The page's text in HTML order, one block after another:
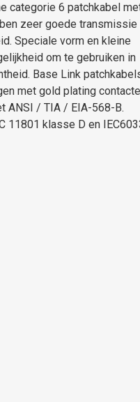
categorie 6 patchkabel
zeer goede transmissie
Speciale vorm en kleine
om te gebruiken in
Base Link
met gold plating
ANSI / TIA / EIA-568-B.
11801 klasse D en